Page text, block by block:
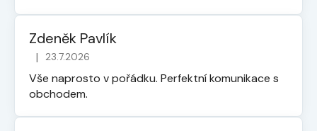
Zdeněk Pavlík
Hodnocení obchodu je 5 z 5 hvězdiček.
| 23.7.2026
Vše naprosto v pořádku. Perfektní komunikace s
obchodem.